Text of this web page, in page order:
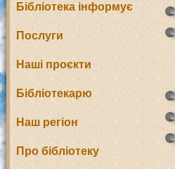
Бібліотека інформує
Послуги
Наші проєкти
Бібліотекарю
Наш регіон
Про бібліотеку